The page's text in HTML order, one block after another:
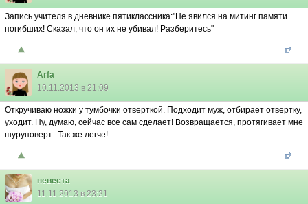
Запись учителя в дневнике пятиклассника:"Не явился на митинг памяти
погибших! Сказал, что он их не убивал! Разберитесь"
Arfa
10.11.2013 в 21:09
Откручиваю ножки у тумбочки отверткой. Подходит муж, отбирает отвертку,
уходит. Ну, думаю, сейчас все сам сделает! Возвращается, протягивает мне
шуруповерт...Так же легче!
невеста
11.11.2013 в 23:21